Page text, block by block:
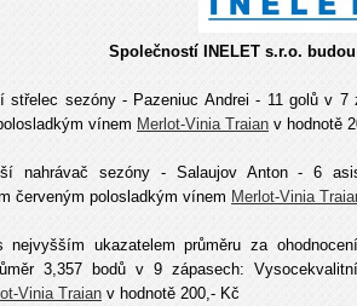
Společností INELET s.r.o.
střelec sezóny - Pazeniuc Andrei - 11 golů v 7
vínem Merlot-Vinia Traian v hodnotě
nahrávač sezóny - Salaujov Anton - 6
červeným polosladkým vínem Merlot-Vinia
nejvyšším ukazatelem průměru za
3,357 bodů v 9 zápasech:
Vinia Traian v hodnotě 200,- Kč